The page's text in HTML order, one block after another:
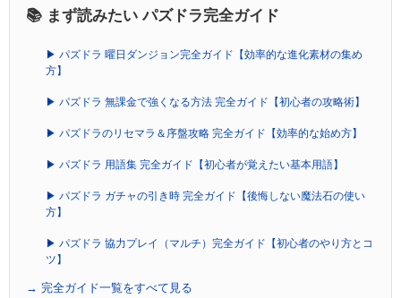
📚 まず読みたい パズドラ完全ガイド
▶ パズドラ 曜日ダンジョン完全ガイド【効率的な進化素材の集め
方】
▶ パズドラ 無課金で強くなる方法 完全ガイド【初心者の攻略術】
▶ パズドラのリセマラ＆序盤攻略 完全ガイド【効率的な始め方】
▶ パズドラ 用語集 完全ガイド【初心者が覚えたい基本用語】
▶ パズドラ ガチャの引き時 完全ガイド【後悔しない魔法石の使い
方】
▶ パズドラ 協力プレイ（マルチ）完全ガイド【初心者のやり方とコ
ツ】
→ 完全ガイド一覧をすべて見る